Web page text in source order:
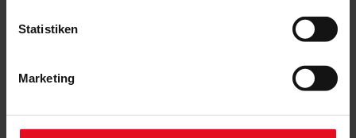
Statistiken
Marketing